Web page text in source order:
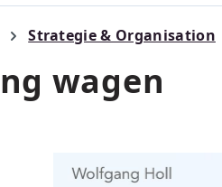
Strategie & Organisation
wagen